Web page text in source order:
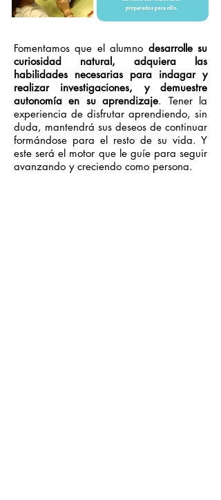
Fomentamos que el alumno desarrolle su
curiosidad natural, adquiera las
habilidades necesarias para indagar y
realizar investigaciones, y demuestre
autonomía en su aprendizaje. Tener la
experiencia de disfrutar aprendiendo, sin
duda, mantendrá sus deseos de continuar
formándose para el resto de su vida. Y
este será el motor que le guíe para seguir
avanzando y creciendo como persona.